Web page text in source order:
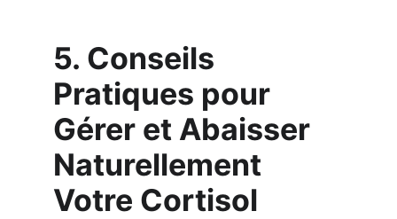
5. Conseils
Pratiques pour
Gérer et Abaisser
Naturellement
Votre Cortisol